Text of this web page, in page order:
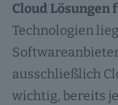
Cloud
Technologien
ausschließlich
wichtig, bereits